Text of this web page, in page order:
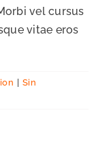
vel cursus
vitae eros
Sin